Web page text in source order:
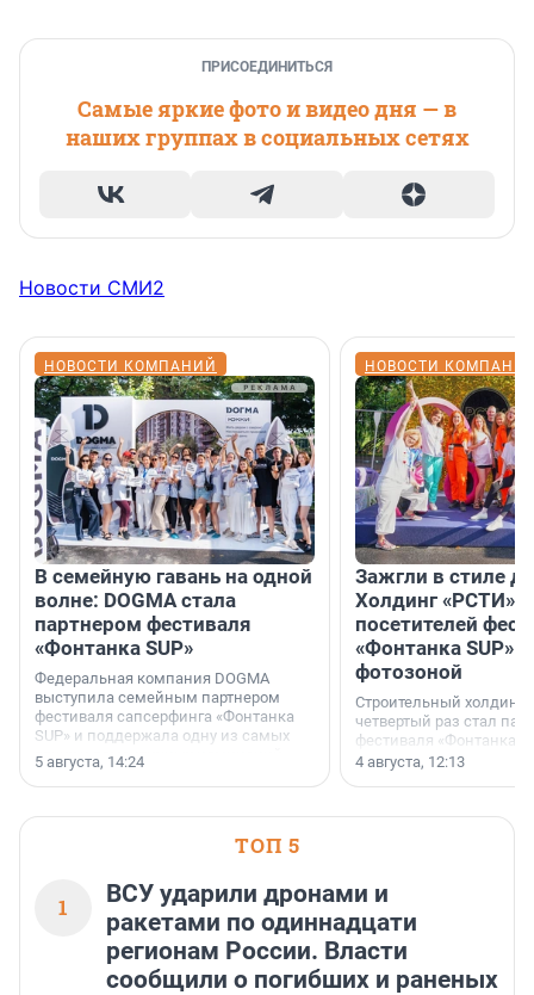
ПРИСОЕДИНИТЬСЯ
Самые яркие фото и видео дня — в
наших группах в социальных сетях
Новости СМИ2
НОВОСТИ КОМПАНИЙ
В семейную гавань на одной
волне: DOGMA стала
партнером фестиваля
«Фонтанка SUP»
Федеральная компания DOGMA
выступила семейным партнером
фестиваля сапсерфинга «Фонтанка
SUP» и поддержала одну из самых
ярких и романтичных номинаций —
«SUP-свадьба».
5 августа, 14:24
НОВОСТИ
Зажгли в стиле
Холдинг «РСТИ»
посетителей
«Фонтанка SUP»
фотозоной
Строительный холдинг
четвертый раз стал
фестиваля «Фонтанка
раз компания
посетителям
4 августа, 12:13
ТОП 5
1
ВСУ ударили дронами и
ракетами по одиннадцати
регионам России. Власти
сообщили о погибших и раненых